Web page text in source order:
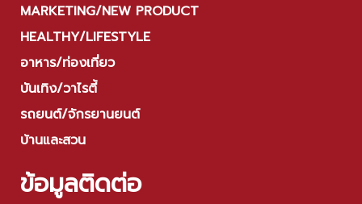
MARKETING/NEW PRODUCT
HEALTHY/LIFESTYLE
อาหาร/ท่องเที่ยว
บันเทิง/วาไรตี้
รถยนต์/จักรยานยนต์
บ้านและสวน
ข้อมูลติดต่อ